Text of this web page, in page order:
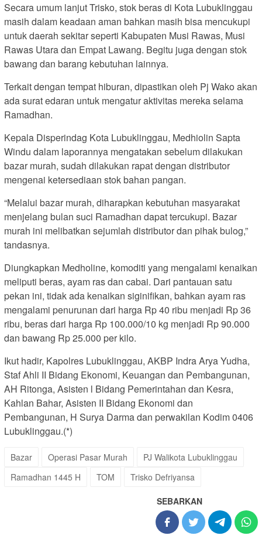
Secara umum lanjut Trisko, stok beras di Kota Lubuklinggau
masih dalam keadaan aman bahkan masih bisa mencukupi
untuk daerah sekitar seperti Kabupaten Musi Rawas, Musi
Rawas Utara dan Empat Lawang. Begitu juga dengan stok
bawang dan barang kebutuhan lainnya.
Terkait dengan tempat hiburan, dipastikan oleh Pj Wako akan
ada surat edaran untuk mengatur aktivitas mereka selama
Ramadhan.
Kepala Disperindag Kota Lubuklinggau, Medhiolin Sapta
Windu dalam laporannya mengatakan sebelum dilakukan
bazar murah, sudah dilakukan rapat dengan distributor
mengenai ketersediaan stok bahan pangan.
“Melalui bazar murah, diharapkan kebutuhan masyarakat
menjelang bulan suci Ramadhan dapat tercukupi. Bazar
murah ini melibatkan sejumlah distributor dan pihak bulog,”
tandasnya.
Diungkapkan Medholine, komoditi yang mengalami kenaikan
meliputi beras, ayam ras dan cabai. Dari pantauan satu
pekan ini, tidak ada kenaikan siginifikan, bahkan ayam ras
mengalami penurunan dari harga Rp 40 ribu menjadi Rp 36
ribu, beras dari harga Rp 100.000/10 kg menjadi Rp 90.000
dan bawang Rp 25.000 per kilo.
Ikut hadir, Kapolres Lubuklinggau, AKBP Indra Arya Yudha,
Staf Ahli II Bidang Ekonomi, Keuangan dan Pembangunan,
AH Ritonga, Asisten l Bidang Pemerintahan dan Kesra,
Kahlan Bahar, Asisten II Bidang Ekonomi dan
Pembangunan, H Surya Darma dan perwakilan Kodim 0406
Lubuklinggau.(*)
Bazar Operasi Pasar Murah
PJ Walikota Lubuklinggau
Ramadhan 1445 H
TOM Trisko Defriyansa
SEBARKAN